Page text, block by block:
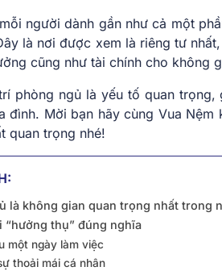
người dành gần như cả một
là nơi được xem là riêng tư
cũng như tài chính cho không
phòng ngủ là yếu tố quan
đình. Mời bạn hãy cùng Vua
quan trọng nhé!
là không gian quan trọng nhất trong
“hưởng thụ” đúng nghĩa
một ngày làm việc
thoải mái cá nhân